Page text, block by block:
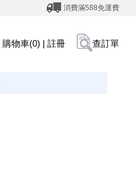
消費滿588免運費
購物車(0) | 註冊 查訂單